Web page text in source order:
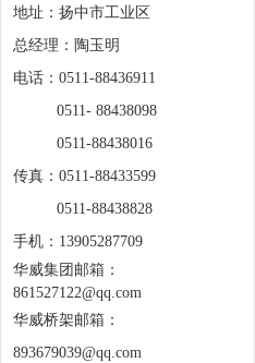
地址：扬中市工业区
总经理：陶玉明
电话：0511-88436911
0511- 88438098
0511-88438016
传真：0511-88433599
0511-88438828
手机：13905287709
华威集团邮箱：
861527122@qq.com
华威桥架邮箱：
893679039@qq.com